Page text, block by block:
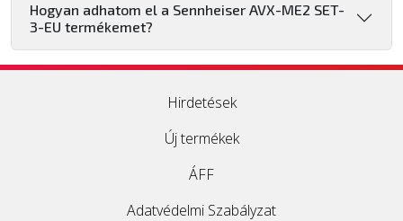
Hogyan adhatom el a Sennheiser AVX-ME2 SET-
3-EU termékemet?
Hirdetések
Új termékek
ÁFF
Adatvédelmi Szabályzat